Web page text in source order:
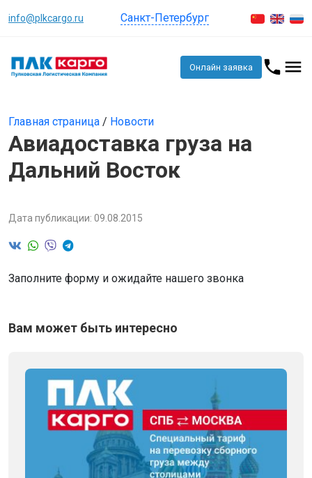
info@plkcargo.ru Санкт-Петербург
Онлайн заявка
Главная страница / Новости
Авиадоставка груза на
Дальний Восток
Дата публикации: 09.08.2015
Заполните форму и ожидайте нашего звонка
Вам может быть интересно